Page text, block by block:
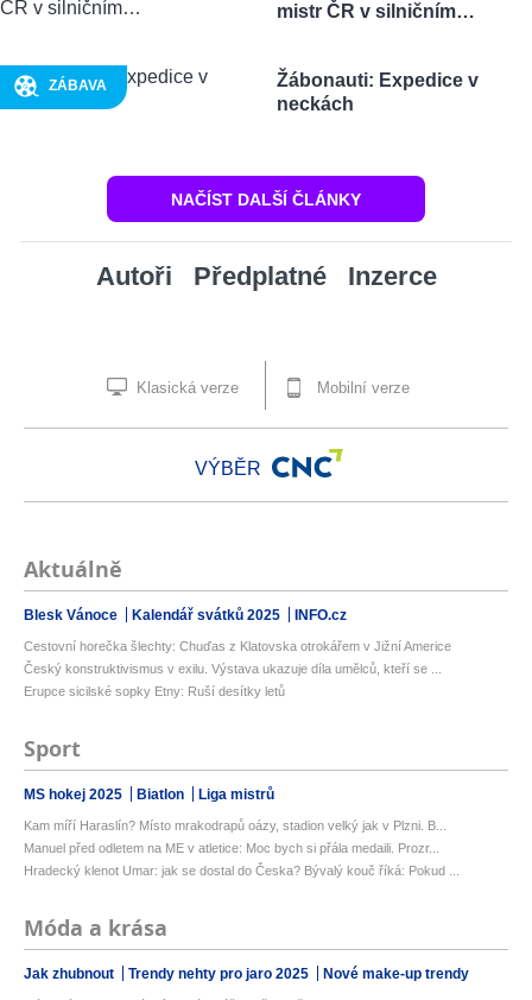
mistr ČR v silničním…
ZÁBAVA
Žábonauti: Expedice v
neckách
NAČÍST DALŠÍ ČLÁNKY
Autoři Předplatné Inzerce
Klasická verze Mobilní verze
VÝBĚR
Aktuálně
Blesk Vánoce Kalendář svátků 2025 INFO.cz
Cestovní horečka šlechty: Chuďas z Klatovska otrokářem v Jižní Americe
Český konstruktivismus v exilu. Výstava ukazuje díla umělců, kteří se ...
Erupce sicilské sopky Etny: Ruší desítky letů
Sport
MS hokej 2025 Biatlon Liga mistrů
Kam míří Haraslín? Místo mrakodrapů oázy, stadion velký jak v Plzni. B...
Manuel před odletem na ME v atletice: Moc bych si přála medaili. Prozr...
Hradecký klenot Umar: jak se dostal do Česka? Bývalý kouč říká: Pokud ...
Móda a krása
Jak zhubnout Trendy nehty pro jaro 2025 Nové make-up trendy